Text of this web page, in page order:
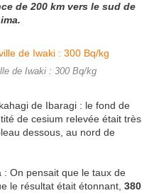
de 200 km vers le sud de
de Iwaki : 300 Bq/kg
de Ibaragi : le fond de
de cesium relevée était très
dessous, au nord de
: On pensait que le taux de
le résultat était étonnant, 380